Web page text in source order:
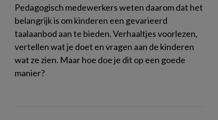
Pedagogisch medewerkers weten daarom dat het
belangrijk is om kinderen een gevarieerd
taalaanbod aan te bieden. Verhaaltjes voorlezen,
vertellen wat je doet en vragen aan de kinderen
wat ze zien. Maar hoe doe je dit op een goede
manier?